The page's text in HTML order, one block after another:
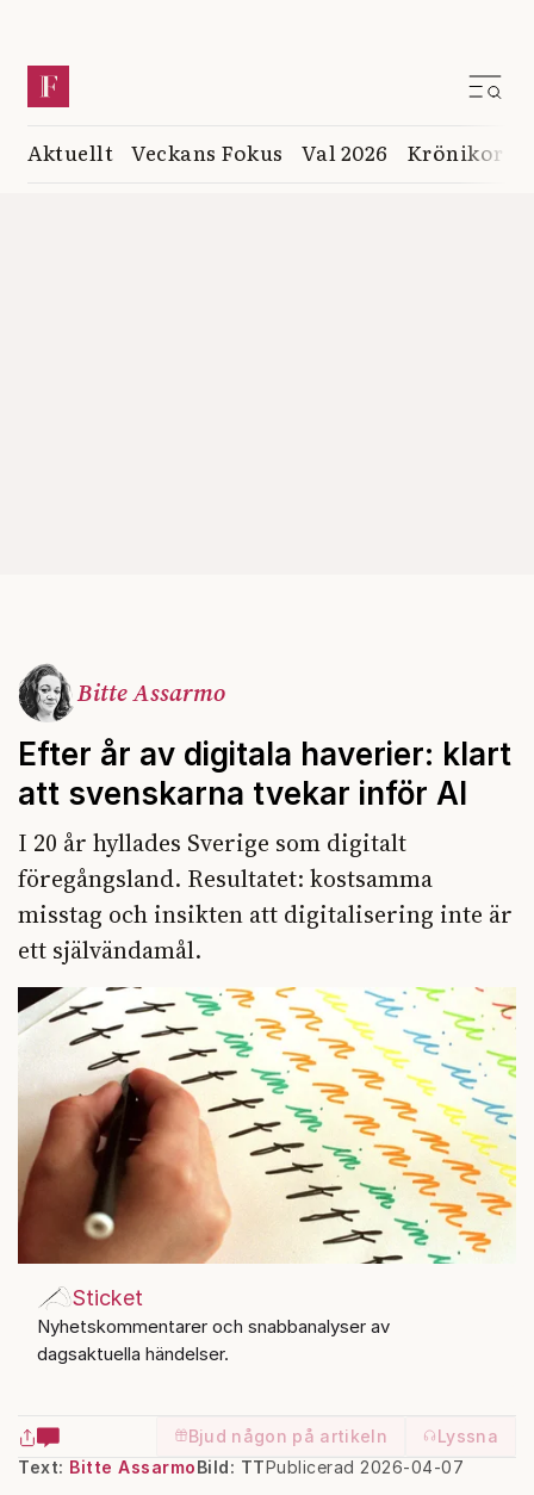
Aktuellt Veckans Fokus Val 2026 Krönikor
Bitte Assarmo
Efter år av digitala haverier: klart
att svenskarna tvekar inför AI
I 20 år hyllades Sverige som digitalt
föregångsland. Resultatet: kostsamma
misstag och insikten att digitalisering inte är
ett självändamål.
Sticket
Nyhetskommentarer och snabbanalyser av
dagsaktuella händelser.
Bjud någon på artikeln
Lyssna
Text: Bitte Assarmo Publicerad 2026-04-07
Bild: TT